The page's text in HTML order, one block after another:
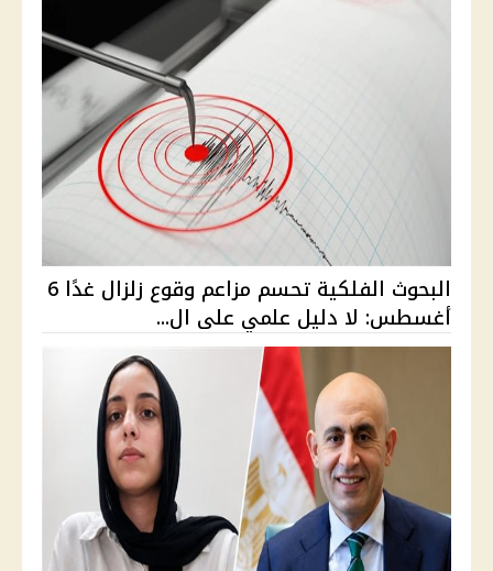
البحوث الفلكية تحسم مزاعم وقوع زلزال غدًا 6
أغسطس: لا دليل علمي على ال...